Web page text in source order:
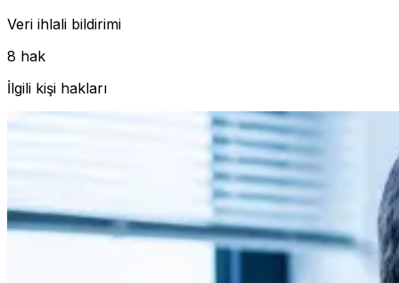
Veri ihlali bildirimi
8 hak
İlgili kişi hakları